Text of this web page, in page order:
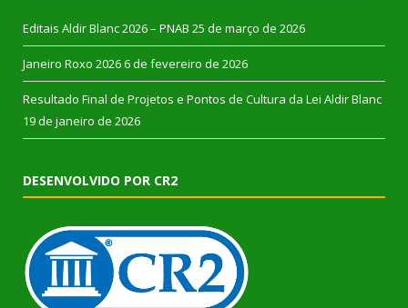
Editais Aldir Blanc 2026 – PNAB 25 de março de 2026
Janeiro Roxo 2026 6 de fevereiro de 2026
Resultado Final de Projetos e Pontos de Cultura da Lei Aldir Blanc
19 de janeiro de 2026
DESENVOLVIDO POR CR2